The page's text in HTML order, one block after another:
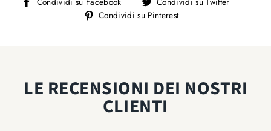
su
Condividi su Pinterest
LE RECENSIONI DEI NOSTRI
CLIENTI